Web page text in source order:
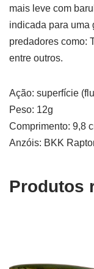
mais leve com
indicada para uma
predadores como:
entre outros.
Ação: superfície
Peso: 12g
Comprimento: 9,8
Anzóis: BKK
Produtos